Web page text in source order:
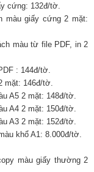
cứng: 132đ/tờ.
màu giấy cứng 2 mặt:
màu từ file PDF, in 2
: 144đ/tờ.
mặt: 146đ/tờ.
A5 2 mặt: 148đ/tờ.
A4 2 mặt: 150đ/tờ.
A3 2 mặt: 152đ/tờ.
khổ A1: 8.000đ/tờ.
màu giấy thường 2